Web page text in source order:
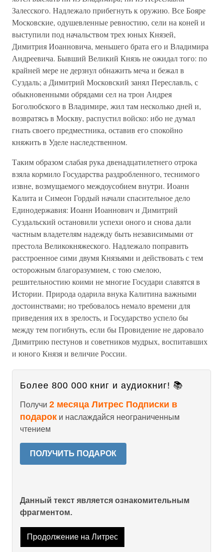
Залесского. Надлежало прибегнуть к оружию. Все Бояре
Московские, одушевленные ревностию, сели на коней и
выступили под начальством трех юных Князей,
Димитрия Иоанновича, меньшего брата его и Владимира
Андреевича. Бывший Великий Князь не ожидал того: по
крайней мере не дерзнул обнажить меча и бежал в
Суздаль; а Димитрий Московский занял Переславль, с
обыкновенными обрядами сел на трон Андрея
Боголюбского в Владимире, жил там несколько дней и,
возвратясь в Москву, распустил войско: ибо не думал
гнать своего предместника, оставив его спокойно
княжить в Уделе наследственном.
Таким образом слабая рука двенадцатилетнего отрока
взяла кормило Государства раздробленного, теснимого
извне, возмущаемого междоусобием внутри. Иоанн
Калита и Симеон Гордый начали спасительное дело
Единодержавия: Иоанн Иоаннович и Димитрий
Суздальский остановили успехи оного и снова дали
частным владетелям надежду быть независимыми от
престола Великокняжеского. Надлежало поправить
расстроенное сими двумя Князьями и действовать с тем
осторожным благоразумием, с тою смелою,
решительностию коими не многие Государи славятся в
Истории. Природа одарила внука Калитина важными
достоинствами; но требовалось немало времени для
приведения их в зрелость, и Государство успело бы
между тем погибнуть, если бы Провидение не даровало
Димитрию пестунов и советников мудрых, воспитавших
и юного Князя и величие России.
Более 800 000 книг и аудиокниг! 📚
Получи 2 месяца Литрес Подписки в
подарок и наслаждайся неограниченным
чтением
ПОЛУЧИТЬ ПОДАРОК
Данный текст является ознакомительным
фрагментом.
Продолжение на Литрес